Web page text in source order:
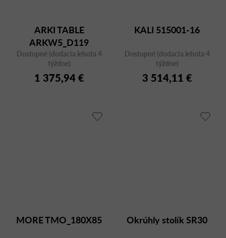
ARKI TABLE
ARKW5_D119
Dostupné (dodacia lehota 4
týždne)
1 375,94 €
KALI 515001-16
Dostupné (dodacia lehota 4
týždne)
3 514,11 €
MORE TMO_180X85 Okrúhly stolík SR30